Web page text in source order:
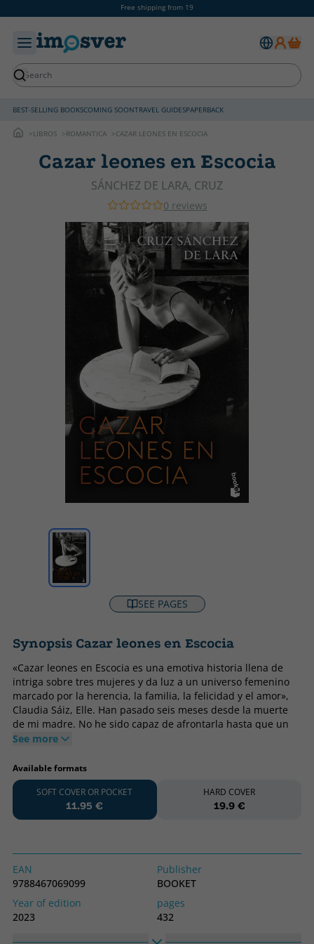
Free shipping from 19
BEST-SELLING BOOKSCOMING SOONTRAVEL GUIDESPAPERBACK
LIBROS ROMANTICA CAZAR LEONES EN ESCOCIA
Cazar leones en Escocia
SÁNCHEZ DE LARA, CRUZ
0 reviews
SEE PAGES
Synopsis Cazar leones en Escocia
«Cazar leones en Escocia es una emotiva historia llena de
intriga sobre tres mujeres y da luz a un universo femenino
marcado por la herencia, la familia, la felicidad y el amor»,
Claudia Sáiz, Elle. Han pasado seis meses desde la muerte
de mi madre. No he sido capaz de afrontarla hasta que un
desconocido, que ha aparecido en mi vida de manera
asuntos pendientes. He de aceptar una herencia que,
aunque resolverá mi vida, me atará definitivamente a la de
mi familia. No estoy segura de que perder mi independencia
sea lo que quiero. Además, esto no implica simplemente
firmar unos papeles en el notario, no. Primero he de
instrucciones que me ha dejado en seis cartas. ¿Por qué
tanto misterio ¿Quién es Paul Dombasle, el hombre que,
también fallecido, me ha traído hasta París para hacerme un
realmente mi madre Con estas preguntas, comienza para
Miranda Herrera un camino lleno de misterio,
See more
Available formats
SOFT COVER OR POCKET
11.95 €
HARD COVER
19.9 €
EAN
9788467069099
Publisher
BOOKET
Year of edition
2023
pages
432
Idiom